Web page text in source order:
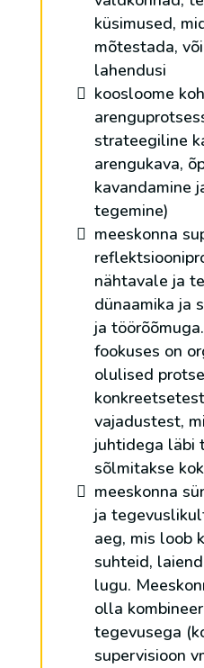
küsimused,
mõtestada,
lahendusi
koosloome
strateegiline
arengukava,
kavandamine
tegemine)
meeskonna
nähtavale ja
dünaamika ja
ja
fookuses on
olulised
vajadustest,
juhtidega läbi
sõlmitakse
meeskonna
ja
aeg, mis loob
suhteid,
lugu.
olla
tegevusega
supervisioon